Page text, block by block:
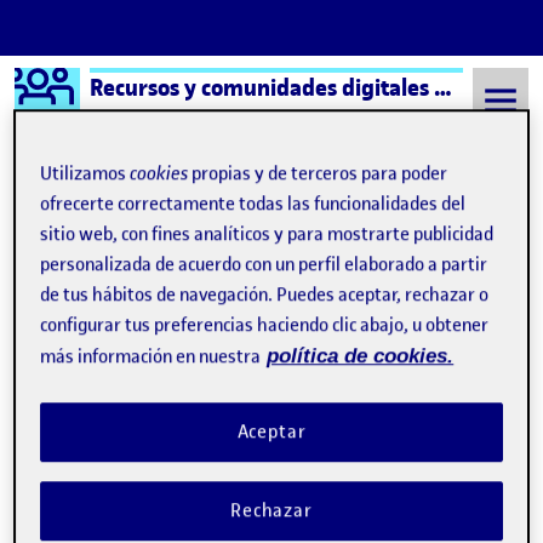
Saltar al contenido
Logo Ágora Recursos y comunidades digitales aula 4
Semestre 20211 - Aula 4 María del Carmen Ciborro Hernández
María del Carmen Ciborro
Hernández
Valoración final
María del Carmen Ciborro Hernández
Esta asignatura me ha resultado muy complicada, por el trabajo
en remoto, por las nuevas herramientas digitales, y por la carga
Utilizamoscookies propias y de terceros para poder
ofrecerte correctamente todas las funcionalidades del
sitio web, con fines analíticos y para mostrarte publicidad
personalizada de acuerdo con un perfil elaborado a partir
de tus hábitos de navegación. Puedes aceptar, rechazar o
configurar tus preferencias haciendo clic abajo, u obtener
más información en nuestra política de cookies.
Rechazar
Aceptar